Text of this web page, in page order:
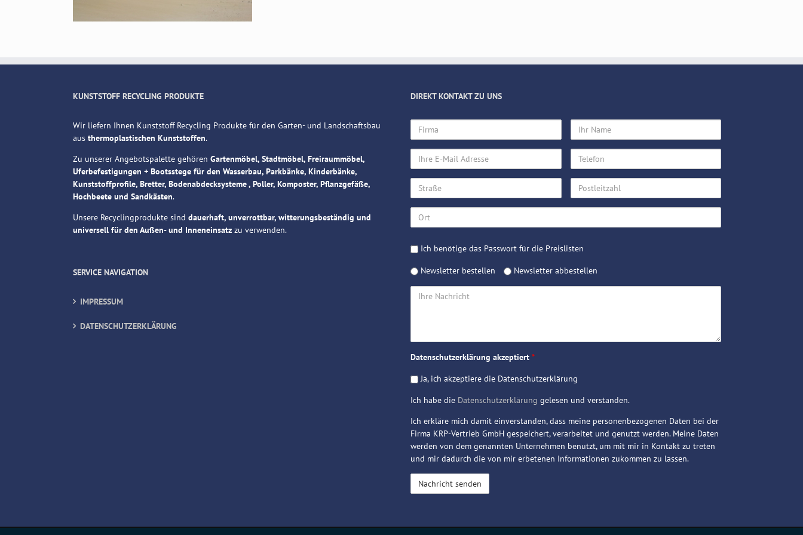
KUNSTSTOFF RECYCLING PRODUKTE
Wir liefern Ihnen Kunststoff Recycling Produkte für den Garten- und Landschaftsbau
aus thermoplastischen Kunststoffen.
Zu unserer Angebotspalette gehören Gartenmöbel, Stadtmöbel, Freiraummöbel,
Uferbefestigungen + Bootsstege für den Wasserbau, Parkbänke, Kinderbänke,
Kunststoffprofile, Bretter, Bodenabdecksysteme , Poller, Komposter, Pflanzgefäße,
Hochbeete und Sandkästen.
Unsere Recyclingprodukte sind dauerhaft, unverrottbar, witterungsbeständig und
universell für den Außen- und Inneneinsatz zu verwenden.
SERVICE NAVIGATION
IMPRESSUM
DATENSCHUTZERKLÄRUNG
DIREKT KONTAKT ZU UNS
Firma
Ihr
Name
Ihre
E-
Mail
Adresse
Telefon
Straße Postleitzahl
Ort
Passwort
Ich benötige das Passwort für die Preislisten
Newsletter
Newsletter bestellen
Newsletter abbestellen
Ihre
Datenschutzerklärung akzeptiert *
Ja, ich akzeptiere die Datenschutzerklärung
Ich habe die Datenschutzerklärung gelesen und verstanden.
Ich erkläre mich damit einverstanden, dass meine personenbezogenen Daten bei der
Firma KRP-Vertrieb GmbH gespeichert, verarbeitet und genutzt werden. Meine Daten
werden von dem genannten Unternehmen benutzt, um mit mir in Kontakt zu treten
und mir dadurch die von mir erbetenen Informationen zukommen zu lassen.